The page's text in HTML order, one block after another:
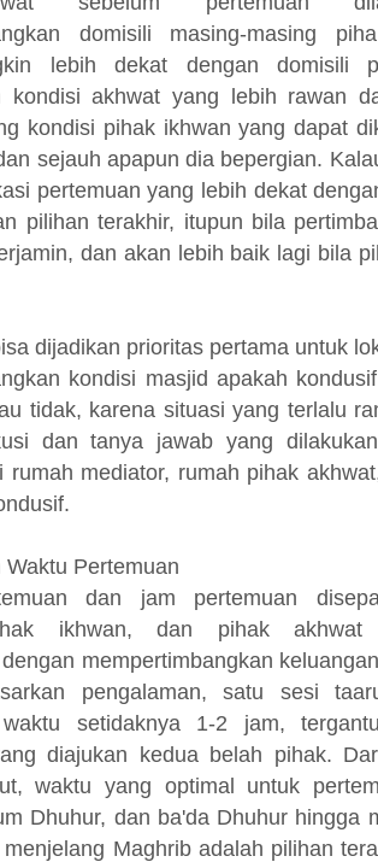
domisili masing-masing
lebih dekat dengan domisili
kondisi akhwat yang lebih rawan
kondisi pihak ikhwan yang dapat
sejauh apapun dia bepergian.
pertemuan yang lebih dekat
pilihan terakhir, itupun bila
dan akan lebih baik lagi bila
dijadikan prioritas pertama untuk
kondisi masjid apakah
tidak, karena situasi yang terlalu
dan tanya jawab yang
rumah mediator, rumah pihak
Pertemuan
dan jam pertemuan
ikhwan, dan pihak akhwat
mempertimbangkan
pengalaman, satu sesi
waktu setidaknya 1-2 jam,
diajukan kedua belah pihak.
waktu yang optimal untuk
Dhuhur, dan ba'da Dhuhur hingga
Maghrib adalah pilihan